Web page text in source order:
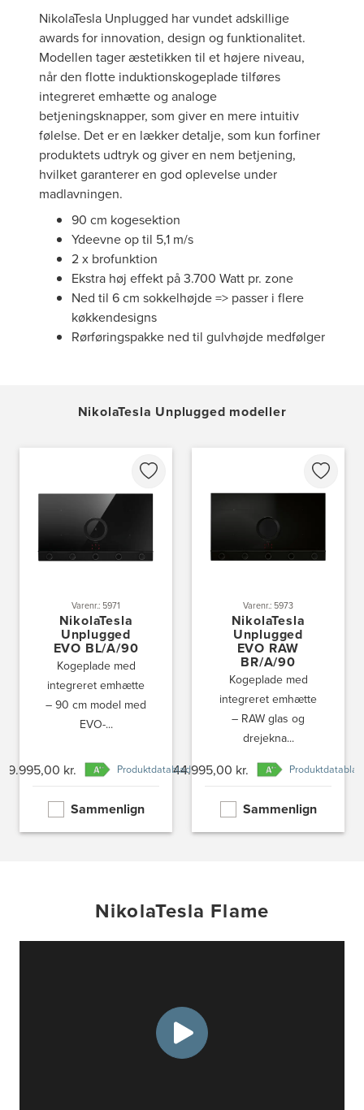
NikolaTesla Unplugged har vundet adskillige
awards for innovation, design og funktionalitet.
Modellen tager æstetikken til et højere niveau,
når den flotte induktionskogeplade tilføres
integreret emhætte og analoge
betjeningsknapper, som giver en mere intuitiv
følelse. Det er en lækker detalje, som kun forfiner
produktets udtryk og giver en nem betjening,
hvilket garanterer en god oplevelse under
madlavningen.
90 cm kogesektion
Ydeevne op til 5,1 m/s
2 x brofunktion
Ekstra høj effekt på 3.700 Watt pr. zone
Ned til 6 cm sokkelhøjde => passer i flere
køkkendesigns
Rørføringspakke ned til gulvhøjde medfølger
NikolaTesla Unplugged modeller
Varenr.: 5971
NikolaTesla
Unplugged
EVO BL/A/90
Kogeplade med
integreret emhætte
– 90 cm model med
EVO-...
39.995,00 kr. Produktdatablad
Sammenlign
Varenr.: 5973
NikolaTesla
Unplugged
EVO RAW
BR/A/90
Kogeplade med
integreret emhætte
– RAW glas og
drejekna...
44.995,00 kr. Produktdatablad
Sammenlign
NikolaTesla Flame